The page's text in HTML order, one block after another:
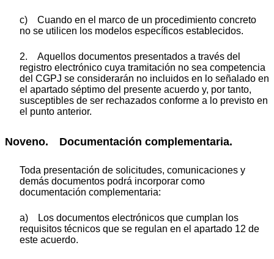
c) Cuando en el marco de un procedimiento concreto
no se utilicen los modelos específicos establecidos.
2. Aquellos documentos presentados a través del
registro electrónico cuya tramitación no sea competencia
del CGPJ se considerarán no incluidos en lo señalado en
el apartado séptimo del presente acuerdo y, por tanto,
susceptibles de ser rechazados conforme a lo previsto en
el punto anterior.
Noveno. Documentación complementaria.
Toda presentación de solicitudes, comunicaciones y
demás documentos podrá incorporar como
documentación complementaria:
a) Los documentos electrónicos que cumplan los
requisitos técnicos que se regulan en el apartado 12 de
este acuerdo.